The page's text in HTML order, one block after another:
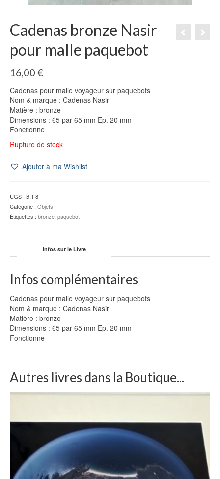
Cadenas bronze Nasir
pour malle paquebot
16,00 €
Cadenas pour malle voyageur sur paquebots
Nom & marque : Cadenas Nasir
Matière : bronze
Dimensions : 65 par 65 mm Ep. 20 mm
Fonctionne
Rupture de stock
Ajouter à ma Wishlist
UGS : BR-8
Catégorie : Objets
Étiquettes : bronze, paquebot
Infos sur le Livre
Infos complémentaires
Cadenas pour malle voyageur sur paquebots
Nom & marque : Cadenas Nasir
Matière : bronze
Dimensions : 65 par 65 mm Ep. 20 mm
Fonctionne
Autres livres dans la Boutique...